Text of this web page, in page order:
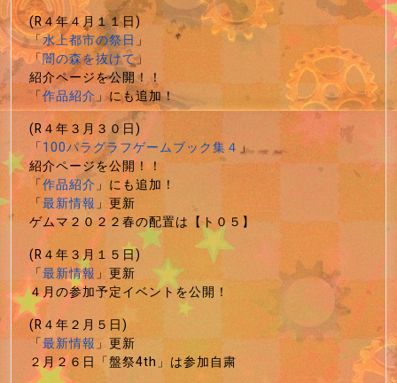
(R４年４月１１日)
「水上都市の祭日」
「闇の森を抜けて」
紹介ページを公開！！
「作品紹介」にも追加！
(R４年３月３０日)
「100パラグラフゲームブック集４ 」
紹介ページを公開！！
「作品紹介」にも追加！
「最新情報」更新
ゲムマ２０２２春の配置は【ト０５】
(R４年３月１５日)
「最新情報」更新
４月の参加予定イベントを公開！
(R４年２月５日)
「最新情報」更新
２月２６日「盤祭4th」は参加自粛